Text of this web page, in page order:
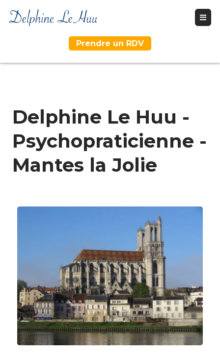
Prendre un RDV
Delphine Le Huu -
Psychopraticienne -
Mantes la Jolie